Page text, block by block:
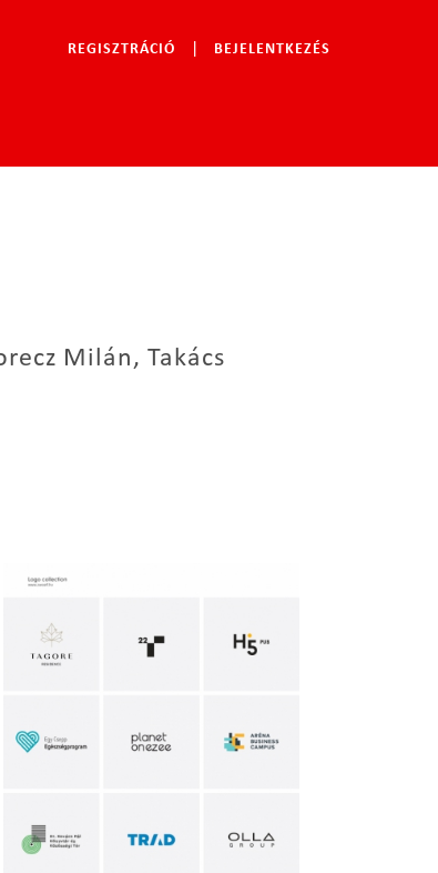
REGISZTRÁCIÓ BEJELENTKEZÉS
Milán, Takács